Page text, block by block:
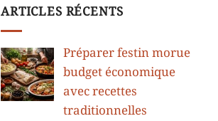
ARTICLES RÉCENTS
Préparer festin morue
budget économique
avec recettes
traditionnelles